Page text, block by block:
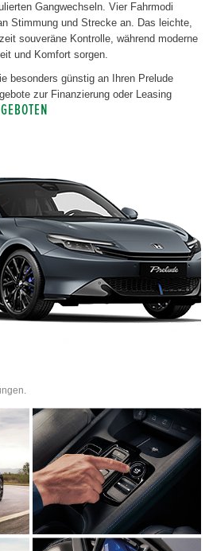
Gangwechseln. Vier Fahrmodi
Stimmung und Strecke an. Das leichte,
souveräne Kontrolle, während moderne
und Komfort sorgen.
besonders günstig an Ihren Prelude
zur Finanzierung oder Leasing